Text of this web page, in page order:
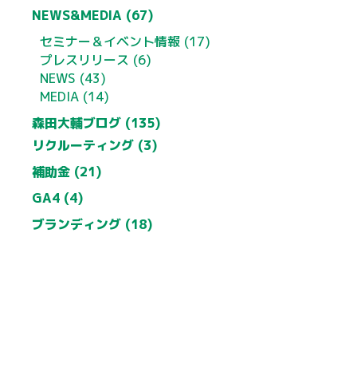
NEWS&MEDIA (67)
セミナー＆イベント情報 (17)
プレスリリース (6)
NEWS (43)
MEDIA (14)
森田大輔ブログ (135)
リクルーティング (3)
補助金 (21)
GA4 (4)
ブランディング (18)